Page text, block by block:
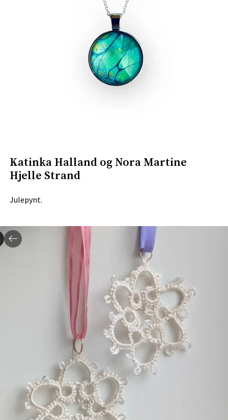
Katinka Halland og Nora Martine
Hjelle Strand
Julepynt.